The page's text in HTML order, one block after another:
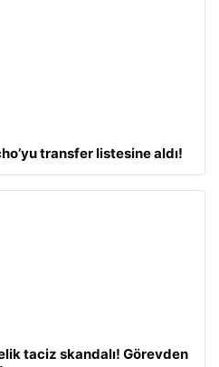
transfer listesine aldı!
taciz skandalı! Görevden